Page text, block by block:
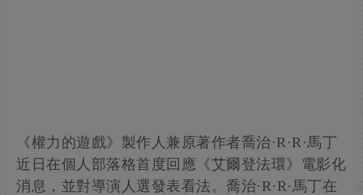
《權力的遊戲》製作人兼原著作者喬治·R·R·馬丁
近日在個人部落格首度回應《艾爾登法環》電影化
消息，並對導演人選發表看法。喬治·R·R·馬丁在